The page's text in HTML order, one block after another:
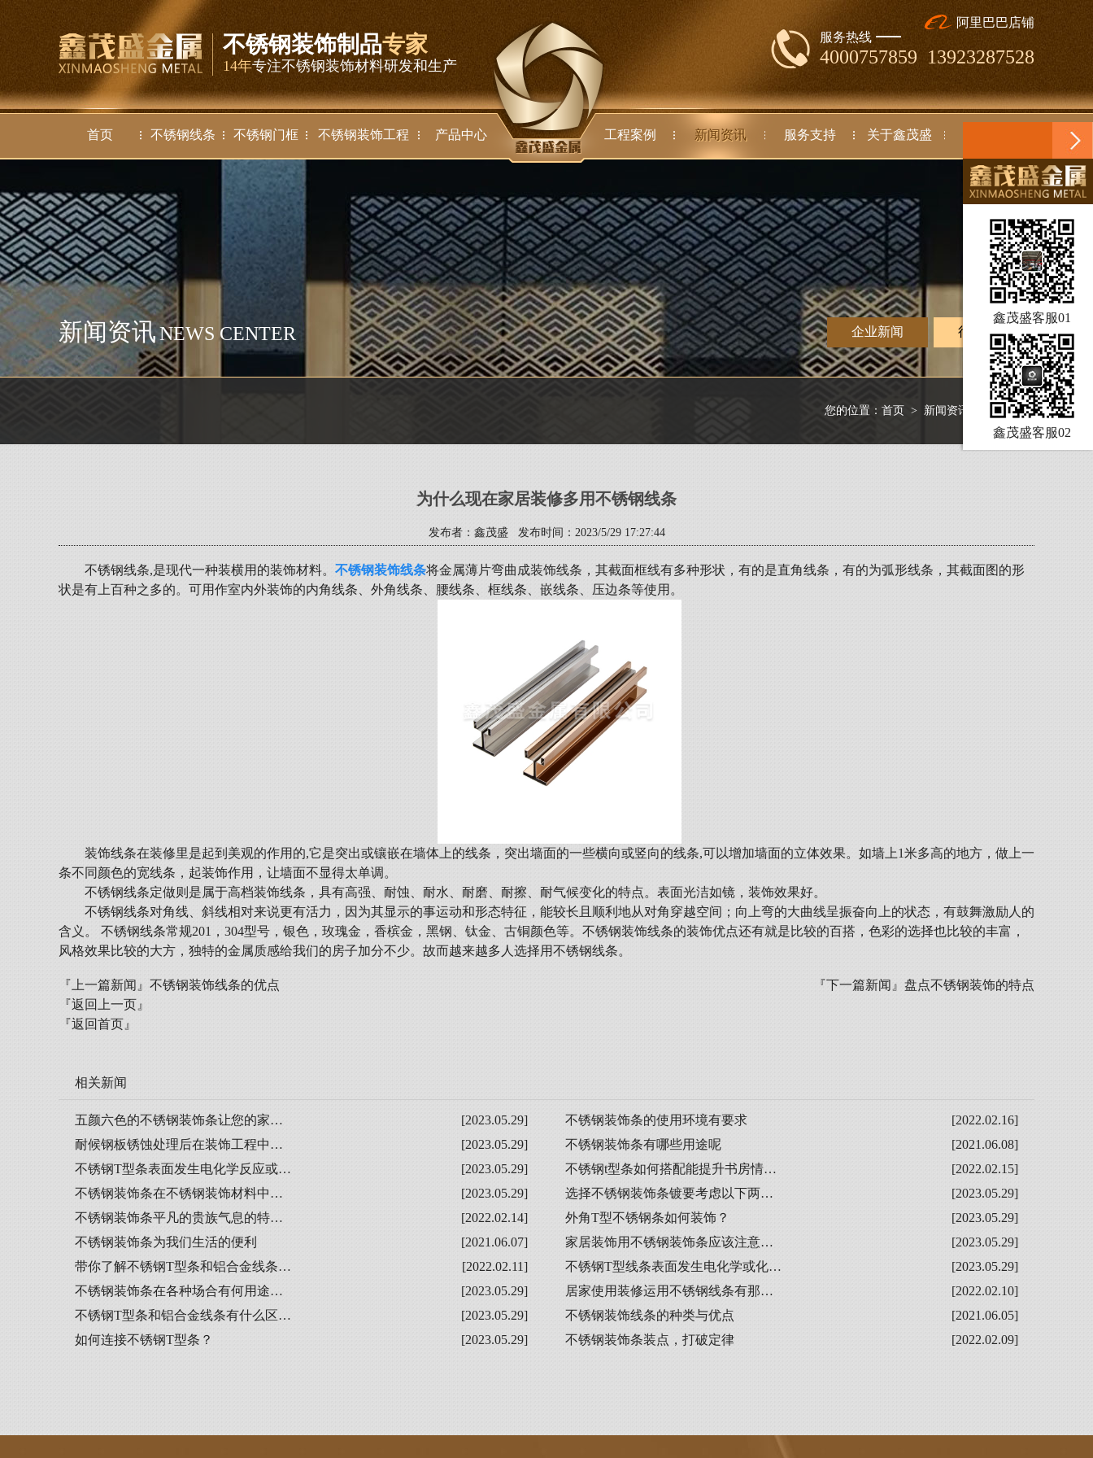
不锈钢装饰制品专家
14年专注不锈钢装饰材料研发和生产
服务热线
4000757859 13923287528
阿里巴巴店铺
首页 不锈钢线条 不锈钢门框 不锈钢装饰工程 产品中心 工程案例 新闻资讯 服务支持 关于鑫茂盛
新闻资讯NEWS CENTER 企业新闻 行业动态
您的位置： 首页 > 新闻资讯 行业资讯
为什么现在家居装修多用不锈钢线条
发布者：鑫茂盛 发布时间：2023/5/29 17:27:44
不锈钢线条,是现代一种装横用的装饰材料。 不锈钢装饰线条将金属薄片弯曲成装饰线条，其截面框线有多种形状，有的是直角线条，有的为弧形线条，其截面图的形
状是有上百种之多的。可用作室内外装饰的内角线条、外角线条、腰线条、框线条、嵌线条、压边条等使用。
装饰线条在装修里是起到美观的作用的,它是突出或镶嵌在墙体上的线条，突出墙面的一些横向或竖向的线条,可以增加墙面的立体效果。如墙上1米多高的地方，做上一
条不同颜色的宽线条，起装饰作用，让墙面不显得太单调。
不锈钢线条定做则是属于高档装饰线条，具有高强、耐蚀、耐水、耐磨、耐擦、耐气候变化的特点。表面光洁如镜，装饰效果好。
不锈钢线条对角线、斜线相对来说更有活力，因为其显示的事运动和形态特征，能较长且顺利地从对角穿越空间；向上弯的大曲线呈振奋向上的状态，有鼓舞激励人的
含义。 不锈钢线条常规201，304型号，银色，玫瑰金，香槟金，黑钢、钛金、古铜颜色等。不锈钢装饰线条的装饰优点还有就是比较的百搭，色彩的选择也比较的丰富，
风格效果比较的大方，独特的金属质感给我们的房子加分不少。故而越来越多人选择用不锈钢线条。
『上一篇新闻』 不锈钢装饰线条的优点 『下一篇新闻』 盘点不锈钢装饰的特点
『返回上一页』
『返回首页』
相关新闻
[2023.05.29]
五颜六色的不锈钢装饰条让您的家… [2022.02.16]
不锈钢装饰条的使用环境有要求
[2023.05.29]
耐候钢板锈蚀处理后在装饰工程中… [2021.06.08]
不锈钢装饰条有哪些用途呢
[2023.05.29]
不锈钢T型条表面发生电化学反应或… [2022.02.15]
不锈钢t型条如何搭配能提升书房情…
[2023.05.29]
不锈钢装饰条在不锈钢装饰材料中… [2023.05.29]
选择不锈钢装饰条镀要考虑以下两…
[2022.02.14]
不锈钢装饰条平凡的贵族气息的特… [2023.05.29]
外角T型不锈钢条如何装饰？
[2021.06.07]
不锈钢装饰条为我们生活的便利 [2023.05.29]
家居装饰用不锈钢装饰条应该注意…
[2022.02.11]
带你了解不锈钢T型条和铝合金线条… [2023.05.29]
不锈钢T型线条表面发生电化学或化…
[2023.05.29]
不锈钢装饰条在各种场合有何用途… [2022.02.10]
居家使用装修运用不锈钢线条有那…
[2023.05.29]
不锈钢T型条和铝合金线条有什么区… [2021.06.05]
不锈钢装饰线条的种类与优点
[2023.05.29]
如何连接不锈钢T型条？ [2022.02.09]
不锈钢装饰条装点，打破定律
鑫茂盛客服01
鑫茂盛客服02